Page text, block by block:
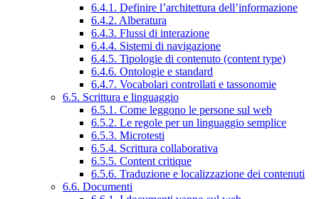
6.4.1. Definire l’architettura dell’informazione
6.4.2. Alberatura
6.4.3. Flussi di interazione
6.4.4. Sistemi di navigazione
6.4.5. Tipologie di contenuto (content type)
6.4.6. Ontologie e standard
6.4.7. Vocabolari controllati e tassonomie
6.5. Scrittura e linguaggio
6.5.1. Come leggono le persone sul web
6.5.2. Le regole per un linguaggio semplice
6.5.3. Microtesti
6.5.4. Scrittura collaborativa
6.5.5. Content critique
6.5.6. Traduzione e localizzazione dei contenuti
6.6. Documenti